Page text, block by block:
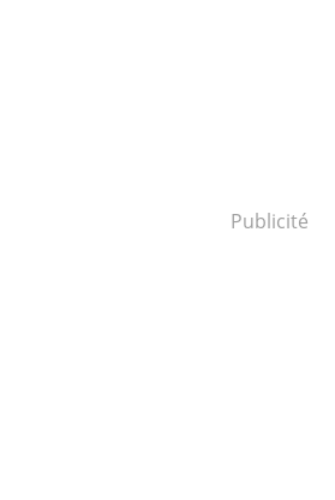
Publicité